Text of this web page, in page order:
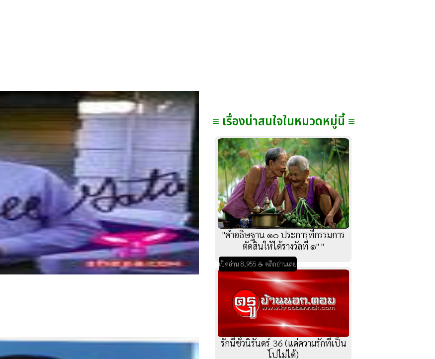
≡ เรื่องน่าสนใจในหมวดหมู่นี้ ≡
"คำอธิษฐาน ๑๐ ประการที่กรรมการ
ตัดสินให้ได้รางวัลที่ ๑" "
เปิดอ่าน 8,955 ☕ คลิกอ่านเลย
รักนี้ชั่วนิรันดร์_36 (แด่ความรักที่เป็น
ไปไม่ได้)